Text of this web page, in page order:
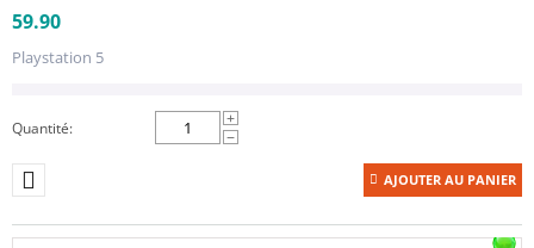
59.90
Playstation 5
Quantité:
+
−
AJOUTER AU PANIER